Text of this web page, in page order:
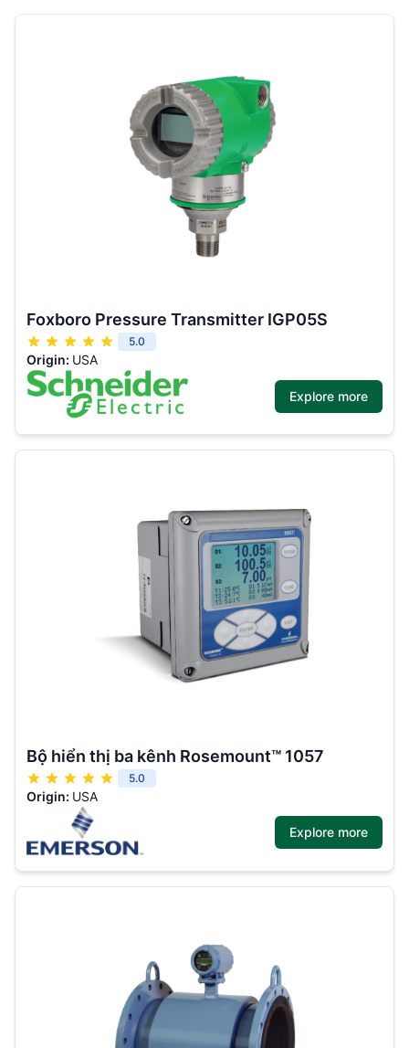
Foxboro Pressure Transmitter IGP05S
5.0
Origin: USA
Explore more
Bộ hiển thị ba kênh Rosemount™ 1057
5.0
Origin: USA
Explore more